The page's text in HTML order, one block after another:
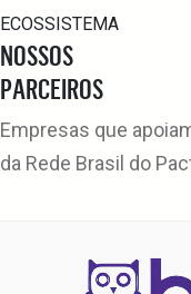
ECOSSISTEMA
NOSSOS
PARCEIROS
Empresas que
da Rede Brasil do